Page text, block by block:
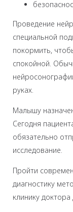
Проведение
специальной
покормить,
спокойной.
руках.
Малышу
Сегодня
обязательно
исследование.
Пройти
диагностику
клинику